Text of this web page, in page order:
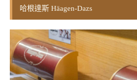
哈根達斯 Häagen-Dazs